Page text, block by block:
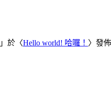
」於〈Hello world! 哈囉！ 〉發